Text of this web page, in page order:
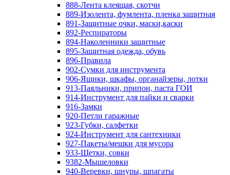
888-Лента клеящая, скотчи
889-Изолента, фумлента, пленка защитная
891-Защитные очки, маски,каски
892-Респираторы
894-Наколенники защитные
895-Защитная одежда, обувь
896-Правила
902-Сумки для инструмента
906-Ящики, шкафы, органайзеры, лотки
913-Паяльники, припои, паста ГОИ
914-Инструмент для пайки и сварки
916-Замки
920-Петли гаражные
923-Губки, салфетки
924-Инструмент для сантехники
927-Пакеты/мешки для мусора
933-Щетки, совки
9382-Мышеловки
940-Веревки, шнуры, шпагаты